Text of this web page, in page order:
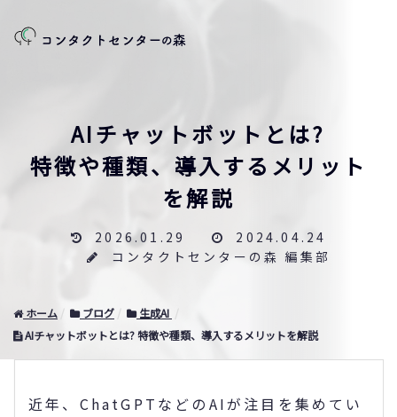
AIチャットボットとは?
特徴や種類、導入するメリット
を解説
2026.01.29
2024.04.24
コンタクトセンターの森 編集部
ホーム ブログ
生成AI
AIチャットボットとは? 特徴や種類、導入するメリットを解説
近年、ChatGPTなどのAIが注目を集めてい